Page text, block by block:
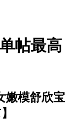
帖最高
嫩模舒欣宝